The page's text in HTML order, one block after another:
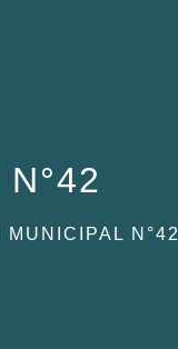
MUNICIPAL N°42